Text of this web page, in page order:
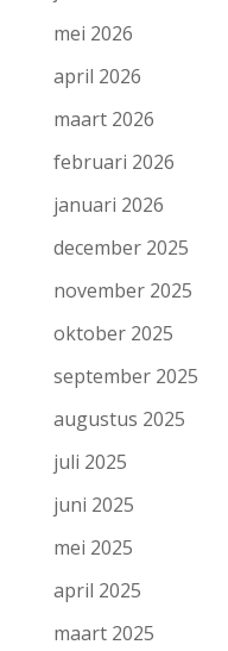
mei 2026
april 2026
maart 2026
februari 2026
januari 2026
december 2025
november 2025
oktober 2025
september 2025
augustus 2025
juli 2025
juni 2025
mei 2025
april 2025
maart 2025